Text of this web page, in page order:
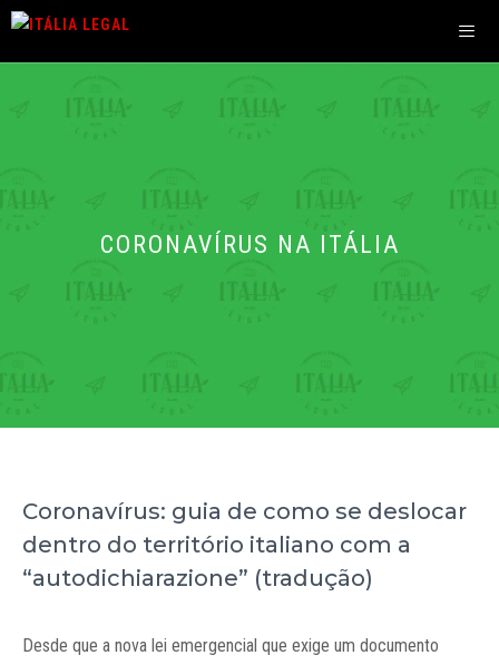
Pular
CORONAVÍRUS NA ITÁLIA
Coronavírus: guia de como se deslocar
dentro do território italiano com a
“autodichiarazione” (tradução)
Desde que a nova lei emergencial que exige um documento